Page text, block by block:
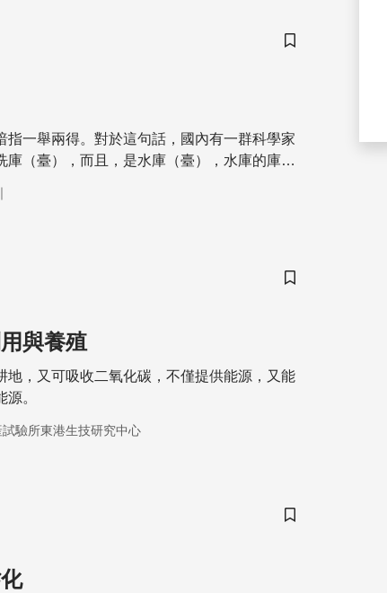
儲存書籤
指一舉兩得。對於這句話，國內有一群科學家
庫（臺），而且，是水庫（臺），水庫的庫。
蜆除了幫我們人類保健康之外，它還可以保
｜
儲存書籤
與養殖
地，又可吸收二氧化碳，不僅提供能源，又能
。
驗所東港生技研究中心
儲存書籤